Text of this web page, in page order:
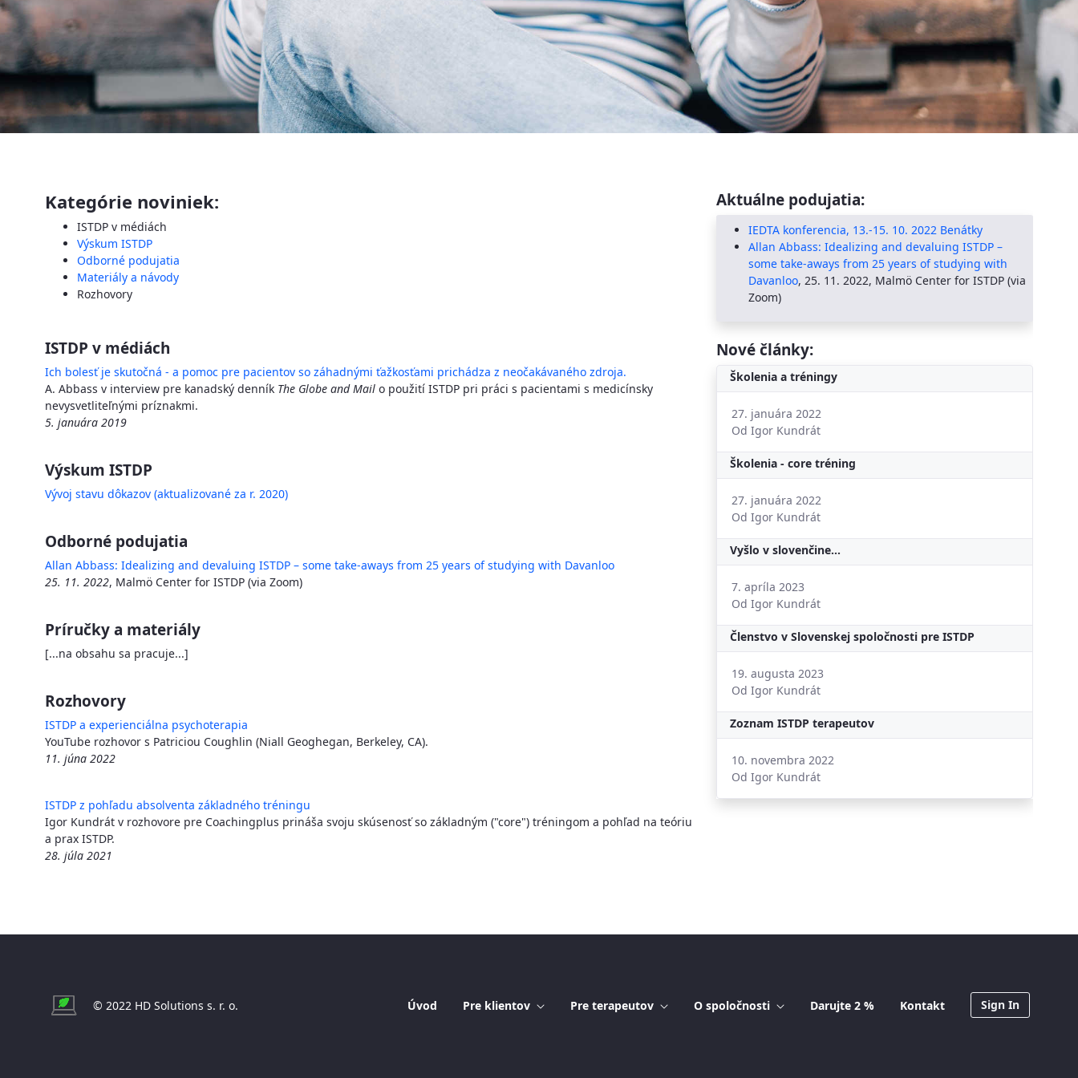
Kategórie noviniek:
ISTDP v médiách
Výskum ISTDP
Odborné podujatia
Materiály a návody
Rozhovory
ISTDP v médiách
Ich bolesť je skutočná - a pomoc pre pacientov so záhadnými ťažkosťami prichádza z neočakávaného zdroja.
A. Abbass v interview pre kanadský denník The Globe and Mail o použití ISTDP pri práci s pacientami s medicínsky
nevysvetliteľnými príznakmi.
5. januára 2019
Výskum ISTDP
Vývoj stavu dôkazov (aktualizované za r. 2020)
Odborné podujatia
Allan Abbass: Idealizing and devaluing ISTDP – some take-aways from 25 years of studying with Davanloo
25. 11. 2022, Malmö Center for ISTDP (via Zoom)
Príručky a materiály
[...na obsahu sa pracuje...]
Rozhovory
ISTDP a experienciálna psychoterapia
YouTube rozhovor s Patriciou Coughlin (Niall Geoghegan, Berkeley, CA).
11. júna 2022
ISTDP z pohľadu absolventa základného tréningu
Igor Kundrát v rozhovore pre Coachingplus prináša svoju skúsenosť so základným ("core") tréningom a pohľad na teóriu
a prax ISTDP.
28. júla 2021
Aktuálne podujatia:
IEDTA konferencia, 13.-15. 10. 2022 Benátky
Allan Abbass: Idealizing and devaluing ISTDP –
some take-aways from 25 years of studying with
Davanloo, 25. 11. 2022, Malmö Center for ISTDP (via
Zoom)
Nové články:
Školenia a tréningy
27. januára 2022
Od Igor Kundrát
Školenia - core tréning
27. januára 2022
Od Igor Kundrát
Vyšlo v slovenčine...
7. apríla 2023
Od Igor Kundrát
Členstvo v Slovenskej spoločnosti pre ISTDP
19. augusta 2023
Od Igor Kundrát
Zoznam ISTDP terapeutov
10. novembra 2022
Od Igor Kundrát
© 2022 HD Solutions s. r. o. Úvod Pre klientov Pre terapeutov O spoločnosti Darujte 2 % Kontakt Sign In